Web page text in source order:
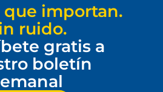
que importan.
ruido.
gratis a
boletín